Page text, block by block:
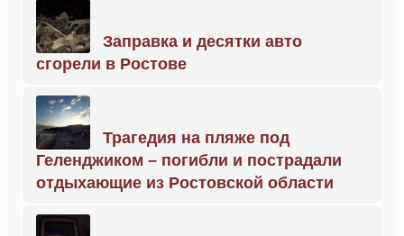
Заправка и десятки авто
сгорели в Ростове
Трагедия на пляже под
Геленджиком – погибли и пострадали
отдыхающие из Ростовской области